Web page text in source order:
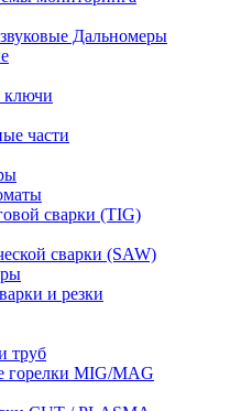
Дальномеры
ключи
части
сварки (TIG)
сварки (SAW)
и резки
труб
горелки MIG/MAG